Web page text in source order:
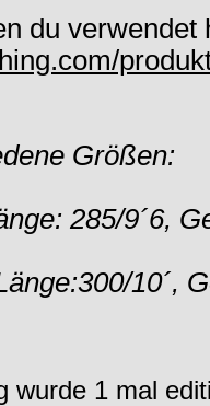
du
Größen:
285/9´6,
10´,
wurde 1 mal